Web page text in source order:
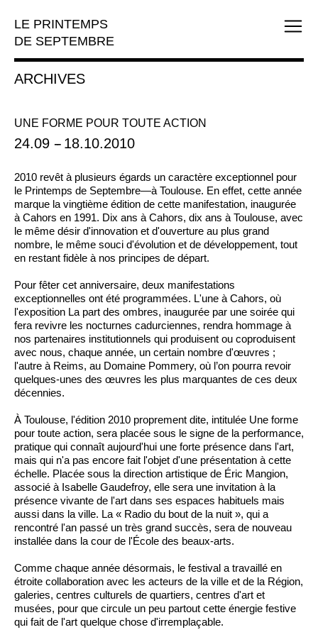
LE PRINTEMPS
DE SEPTEMBRE
ARCHIVES
UNE FORME POUR TOUTE ACTION
24.09 --18.10.2010
2010 revêt à plusieurs égards un caractère exceptionnel pour
le Printemps de Septembre—à Toulouse. En effet, cette année
marque la vingtième édition de cette manifestation, inaugurée
à Cahors en 1991. Dix ans à Cahors, dix ans à Toulouse, avec
le même désir d'innovation et d'ouverture au plus grand
nombre, le même souci d'évolution et de développement, tout
en restant fidèle à nos principes de départ.
Pour fêter cet anniversaire, deux manifestations
exceptionnelles ont été programmées. L'une à Cahors, où
l'exposition La part des ombres, inaugurée par une soirée qui
fera revivre les nocturnes cadurciennes, rendra hommage à
nos partenaires institutionnels qui produisent ou coproduisent
avec nous, chaque année, un certain nombre d'œuvres ;
l'autre à Reims, au Domaine Pommery, où l’on pourra revoir
quelques-unes des œuvres les plus marquantes de ces deux
décennies.
À Toulouse, l'édition 2010 proprement dite, intitulée Une forme
pour toute action, sera placée sous le signe de la performance,
pratique qui connaît aujourd'hui une forte présence dans l'art,
mais qui n'a pas encore fait l'objet d'une présentation à cette
échelle. Placée sous la direction artistique de Éric Mangion,
associé à Isabelle Gaudefroy, elle sera une invitation à la
présence vivante de l'art dans ses espaces habituels mais
aussi dans la ville. La « Radio du bout de la nuit », qui a
rencontré l'an passé un très grand succès, sera de nouveau
installée dans la cour de l'École des beaux-arts.
Comme chaque année désormais, le festival a travaillé en
étroite collaboration avec les acteurs de la ville et de la Région,
galeries, centres culturels de quartiers, centres d'art et
musées, pour que circule un peu partout cette énergie festive
qui fait de l'art quelque chose d'irremplaçable.